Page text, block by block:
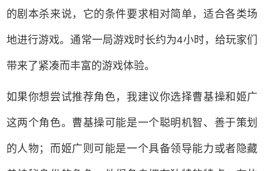
的剧本杀来说，它的条件要求相对简单，适合各类场
地进行游戏。通常一局游戏时长约为4小时，给玩家们
带来了紧凑而丰富的游戏体验。
如果你想尝试推荐角色，我建议你选择曹基操和姬广
这两个角色。曹基操可能是一个聪明机智、善于策划
的人物；而姬广则可能是一个具备领导能力或者隐藏